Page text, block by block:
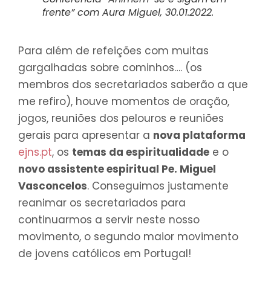
frente” com Aura Miguel, 30.01.2022.
Para além de refeições com muitas
gargalhadas sobre cominhos…. (os
membros dos secretariados saberão a que
me refiro), houve momentos de oração,
jogos, reuniões dos pelouros e reuniões
gerais para apresentar a nova plataforma
ejns.pt, os temas da espiritualidade e o
novo assistente espiritual Pe. Miguel
Vasconcelos. Conseguimos justamente
reanimar os secretariados para
continuarmos a servir neste nosso
movimento, o segundo maior movimento
de jovens católicos em Portugal!